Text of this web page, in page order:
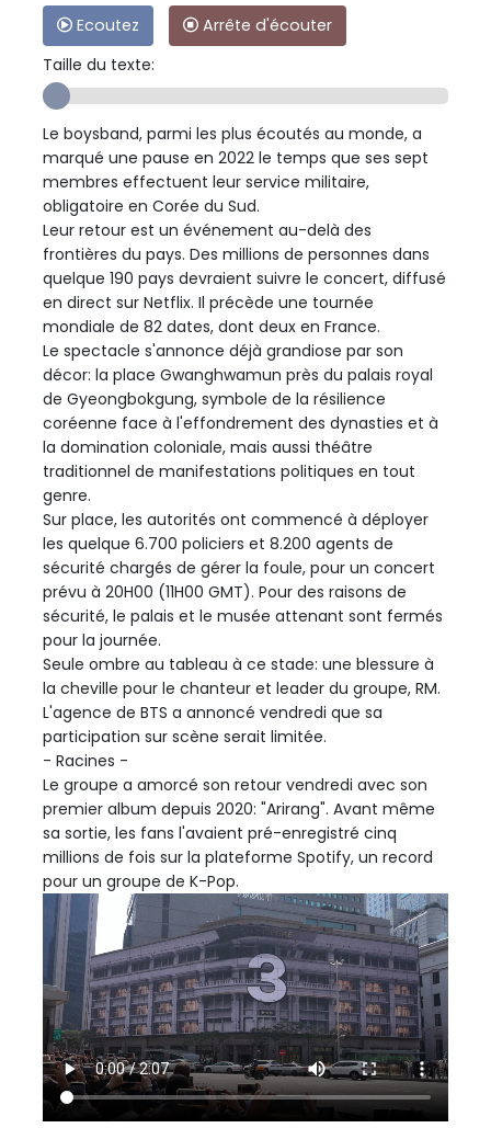
Ecoutez
Arrête d'écouter
Taille du texte:
Le boysband, parmi les plus écoutés au monde, a
marqué une pause en 2022 le temps que ses sept
membres effectuent leur service militaire,
obligatoire en Corée du Sud.
Leur retour est un événement au-delà des
frontières du pays. Des millions de personnes dans
quelque 190 pays devraient suivre le concert, diffusé
en direct sur Netflix. Il précède une tournée
mondiale de 82 dates, dont deux en France.
Le spectacle s'annonce déjà grandiose par son
décor: la place Gwanghwamun près du palais royal
de Gyeongbokgung, symbole de la résilience
coréenne face à l'effondrement des dynasties et à
la domination coloniale, mais aussi théâtre
traditionnel de manifestations politiques en tout
genre.
Sur place, les autorités ont commencé à déployer
les quelque 6.700 policiers et 8.200 agents de
sécurité chargés de gérer la foule, pour un concert
prévu à 20H00 (11H00 GMT). Pour des raisons de
sécurité, le palais et le musée attenant sont fermés
pour la journée.
Seule ombre au tableau à ce stade: une blessure à
la cheville pour le chanteur et leader du groupe, RM.
L'agence de BTS a annoncé vendredi que sa
participation sur scène serait limitée.
- Racines -
Le groupe a amorcé son retour vendredi avec son
premier album depuis 2020: "Arirang". Avant même
sa sortie, les fans l'avaient pré-enregistré cinq
millions de fois sur la plateforme Spotify, un record
pour un groupe de K-Pop.